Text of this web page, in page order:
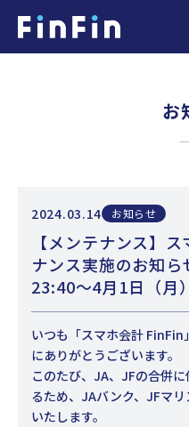
お
2024.03.14 お知らせ
【メンテナンス】
ナンス実施のお知ら
23:40～4月1日（月
いつも「スマホ会計
にありがとうございます。
このたび、JA、JFの合併
るため、JAバンク、JFマ
いたします。